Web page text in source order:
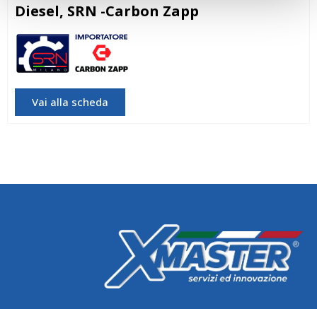
Diesel, SRN -Carbon Zapp
Vai alla scheda